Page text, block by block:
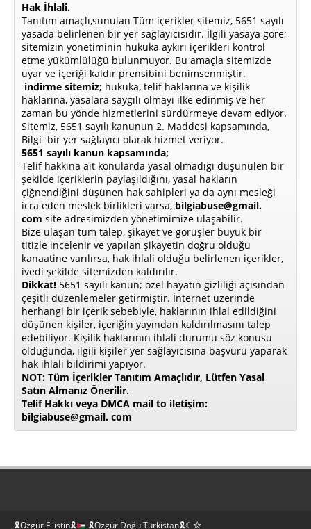
Hak İhlali.
Tanıtım amaçlı,sunulan Tüm içerikler sitemiz, 5651 sayılı
yasada belirlenen bir yer sağlayıcısıdır. İlgili yasaya göre;
sitemizin yönetiminin hukuka aykırı içerikleri kontrol
etme yükümlülüğü bulunmuyor. Bu amaçla sitemizde
uyar ve içeriği kaldır prensibini benimsenmiştir.
indirme sitemiz; hukuka, telif haklarına ve kişilik
haklarına, yasalara saygılı olmayı ilke edinmiş ve her
zaman bu yönde hizmetlerini sürdürmeye devam ediyor.
Sitemiz, 5651 sayılı kanunun 2. Maddesi kapsamında,
Bilgi bir yer sağlayıcı olarak hizmet veriyor.
5651 sayılı kanun kapsamında;
Telif hakkına ait konularda yasal olmadığı düşünülen bir
şekilde içeriklerin paylaşıldığını, yasal hakların
çiğnendiğini düşünen hak sahipleri ya da aynı mesleği
icra eden meslek birlikleri varsa, bilgiabuse@gmail.
com site adresimizden yönetimimize ulaşabilir.
Bize ulaşan tüm talep, şikayet ve görüşler büyük bir
titizle incelenir ve yapılan şikayetin doğru olduğu
kanaatine varılırsa, hak ihlali olduğu belirlenen içerikler,
ivedi şekilde sitemizden kaldırılır.
Dikkat! 5651 sayılı kanun; özel hayatın gizliliği açısından
çeşitli düzenlemeler getirmiştir. İnternet üzerinde
herhangi bir içerik sebebiyle, haklarının ihlal edildiğini
düşünen kişiler, içeriğin yayından kaldırılmasını talep
edebiliyor. Kişilik haklarının ihlali durumu söz konusu
olduğunda, ilgili kişiler yer sağlayıcısına başvuru yaparak
hak ihlali bildirimi yapıyor.
NOT: Tüm İçerikler Tanıtım Amaçlıdır, Lütfen Yasal
Satın Almanız Önerilir.
Telif Hakkı veya DMCA mail to iletişim:
bilgiabuse@gmail. com
🎗Özgür Filistin🎗 🎗Özgür Doğu Türkistan🎗☾☆